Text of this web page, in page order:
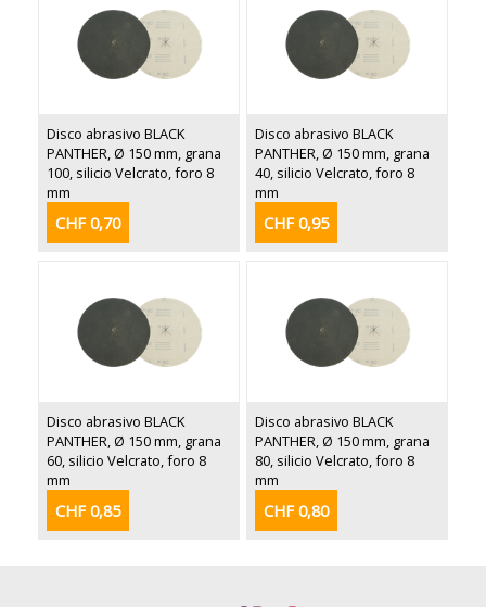
Disco abrasivo BLACK
PANTHER, Ø 150 mm, grana
100, silicio Velcrato, foro 8
mm
CHF 0,70
Disco abrasivo BLACK
PANTHER, Ø 150 mm, grana
40, silicio Velcrato, foro 8
mm
CHF 0,95
Disco abrasivo BLACK
PANTHER, Ø 150 mm, grana
60, silicio Velcrato, foro 8
mm
CHF 0,85
Disco abrasivo BLACK
PANTHER, Ø 150 mm, grana
80, silicio Velcrato, foro 8
mm
CHF 0,80